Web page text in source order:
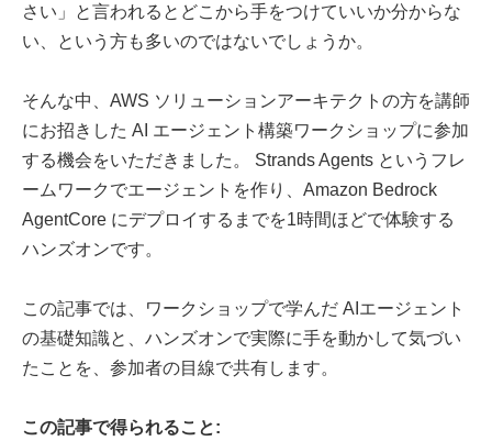
さい」と言われるとどこから手をつけていいか分からな
い、という方も多いのではないでしょうか。
そんな中、AWS ソリューションアーキテクトの方を講師
にお招きした AI エージェント構築ワークショップに参加
する機会をいただきました。 Strands Agents というフレ
ームワークでエージェントを作り、Amazon Bedrock
AgentCore にデプロイするまでを1時間ほどで体験する
ハンズオンです。
この記事では、ワークショップで学んだ AIエージェント
の基礎知識と、ハンズオンで実際に手を動かして気づい
たことを、参加者の目線で共有します。
この記事で得られること: